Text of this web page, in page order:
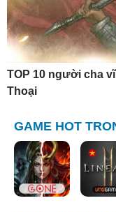
TOP 10 người cha
Thoại
GAME HOT